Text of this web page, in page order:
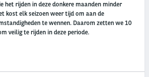
het rijden in deze donkere maanden minder
kost elk seizoen weer tijd om aan de
te wennen. Daarom zetten we 10
veilig te rijden in deze periode.